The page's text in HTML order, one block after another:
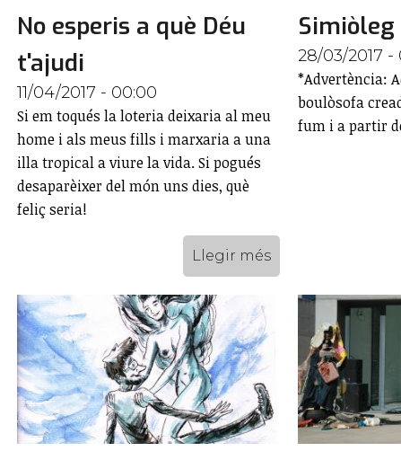
No esperis a què Déu
t'ajudi
11/04/2017 - 00:00
Si em toqués la loteria deixaria al meu
home i als meus fills i marxaria a una
illa tropical a viure la vida. Si pogués
desaparèixer del món uns dies, què
feliç seria!
Llegir més
Simiòleg
28/03/2017 -
*Advertència:
boulòsofa
fum i a partir